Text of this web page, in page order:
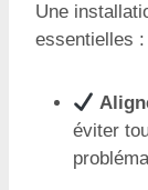
Une
essentielles :
éviter